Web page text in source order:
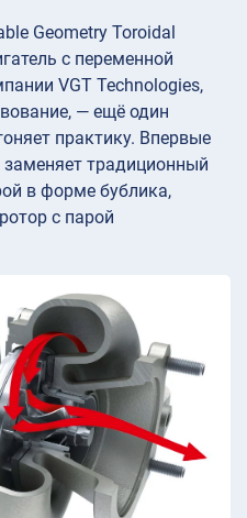
Geometry Toroidal
с переменной
VGT Technologies,
— ещё один
практику. Впервые
традиционный
в форме бублика,
с парой